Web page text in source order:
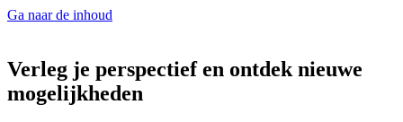
Ga naar de inhoud
Verleg je perspectief en ontdek nieuwe
mogelijkheden